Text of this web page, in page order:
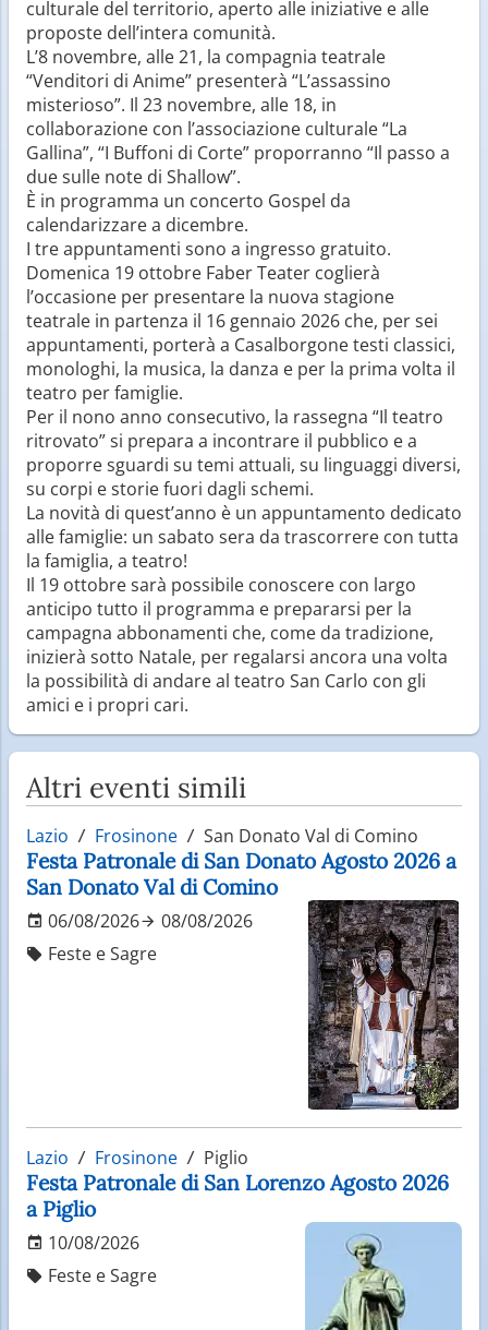
culturale del territorio, aperto alle iniziative e alle
proposte dell’intera comunità.
L’8 novembre, alle 21, la compagnia teatrale
“Venditori di Anime” presenterà “L’assassino
misterioso”. Il 23 novembre, alle 18, in
collaborazione con l’associazione culturale “La
Gallina”, “I Buffoni di Corte” proporranno “Il passo a
due sulle note di Shallow”.
È in programma un concerto Gospel da
calendarizzare a dicembre.
I tre appuntamenti sono a ingresso gratuito.
Domenica 19 ottobre Faber Teater coglierà
l’occasione per presentare la nuova stagione
teatrale in partenza il 16 gennaio 2026 che, per sei
appuntamenti, porterà a Casalborgone testi classici,
monologhi, la musica, la danza e per la prima volta il
teatro per famiglie.
Per il nono anno consecutivo, la rassegna “Il teatro
ritrovato” si prepara a incontrare il pubblico e a
proporre sguardi su temi attuali, su linguaggi diversi,
su corpi e storie fuori dagli schemi.
La novità di quest’anno è un appuntamento dedicato
alle famiglie: un sabato sera da trascorrere con tutta
la famiglia, a teatro!
Il 19 ottobre sarà possibile conoscere con largo
anticipo tutto il programma e prepararsi per la
campagna abbonamenti che, come da tradizione,
inizierà sotto Natale, per regalarsi ancora una volta
la possibilità di andare al teatro San Carlo con gli
amici e i propri cari.
Altri eventi simili
Lazio Frosinone San Donato Val di Comino
Festa Patronale di San Donato Agosto 2026 a
San Donato Val di Comino
06/08/2026
08/08/2026
Feste e Sagre
Lazio Frosinone Piglio
Festa Patronale di San Lorenzo Agosto 2026
a Piglio
10/08/2026
Feste e Sagre